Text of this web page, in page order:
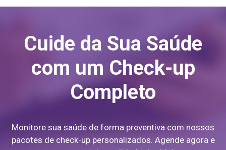
Cuide da Sua Saúde
com um Check-up
Completo
Monitore sua saúde de forma preventiva com nossos
pacotes de check-up personalizados. Agende agora e